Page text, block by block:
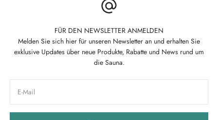
FÜR DEN NEWSLETTER ANMELDEN
Melden Sie sich hier für unseren Newsletter an und erhalten Sie
exklusive Updates über neue Produkte, Rabatte und News rund um
die Sauna.
E-Mail